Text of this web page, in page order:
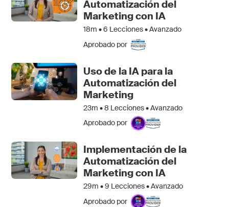
Automatización del
Marketing con IA
18m •6 Lecciones • Avanzado
Aprobado por
Uso de la IA para la
Automatización del
Marketing
23m •8 Lecciones • Avanzado
Aprobado por
Implementación de la
Automatización del
Marketing con IA
29m •9 Lecciones • Avanzado
Aprobado por